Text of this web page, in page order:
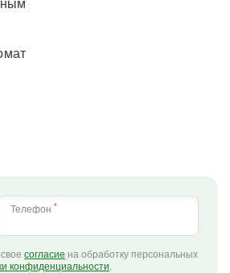
Телефон *
своесогласие на обработку персональных
конфиденциальности.